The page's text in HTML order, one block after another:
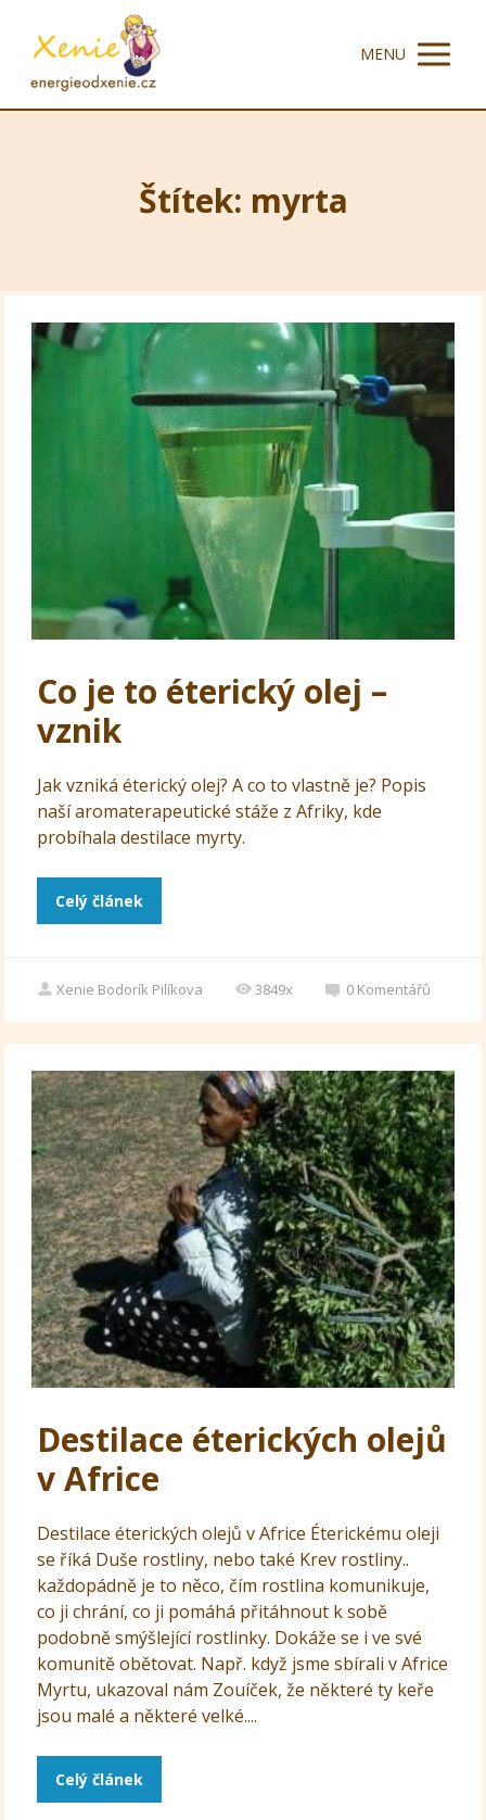
MENU
Štítek: myrta
Co je to éterický olej –
vznik
Jak vzniká éterický olej? A co to vlastně je? Popis
naší aromaterapeutické stáže z Afriky, kde
probíhala destilace myrty.
Celý článek
Xenie Bodorík Pilíkova 3849x 0 Komentářů
Destilace éterických olejů
v Africe
Destilace éterických olejů v Africe Éterickému oleji
se říká Duše rostliny, nebo také Krev rostliny..
každopádně je to něco, čím rostlina komunikuje,
co ji chrání, co ji pomáhá přitáhnout k sobě
podobně smýšlející rostlinky. Dokáže se i ve své
komunitě obětovat. Např. když jsme sbírali v Africe
Myrtu, ukazoval nám Zouíček, že některé ty keře
jsou malé a některé velké....
Celý článek